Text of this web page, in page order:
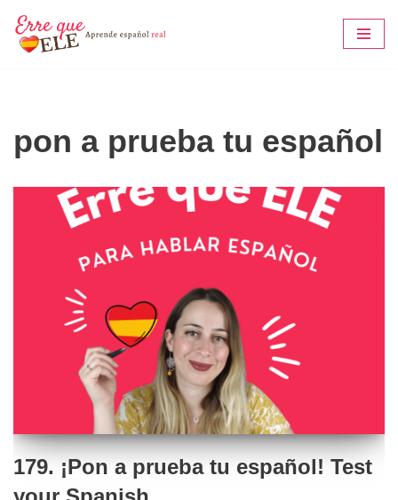
Saltar
pon a prueba tu español
179. ¡Pon a prueba tu español! Test